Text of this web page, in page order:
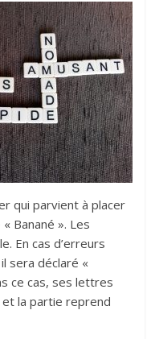
qui parvient à placer
Banané ». Les
En cas d’erreurs
sera déclaré «
ce cas, ses lettres
la partie reprend